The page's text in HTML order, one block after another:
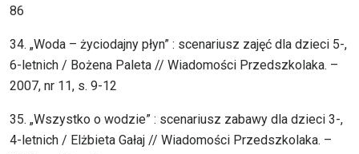
86
34. „Woda – życiodajny płyn” : scenariusz zajęć dla dzieci 5-,
6-letnich / Bożena Paleta // Wiadomości Przedszkolaka. –
2007, nr 11, s. 9-12
35. „Wszystko o wodzie” : scenariusz zabawy dla dzieci 3-,
4-letnich / Elżbieta Gałaj // Wiadomości Przedszkolaka. –